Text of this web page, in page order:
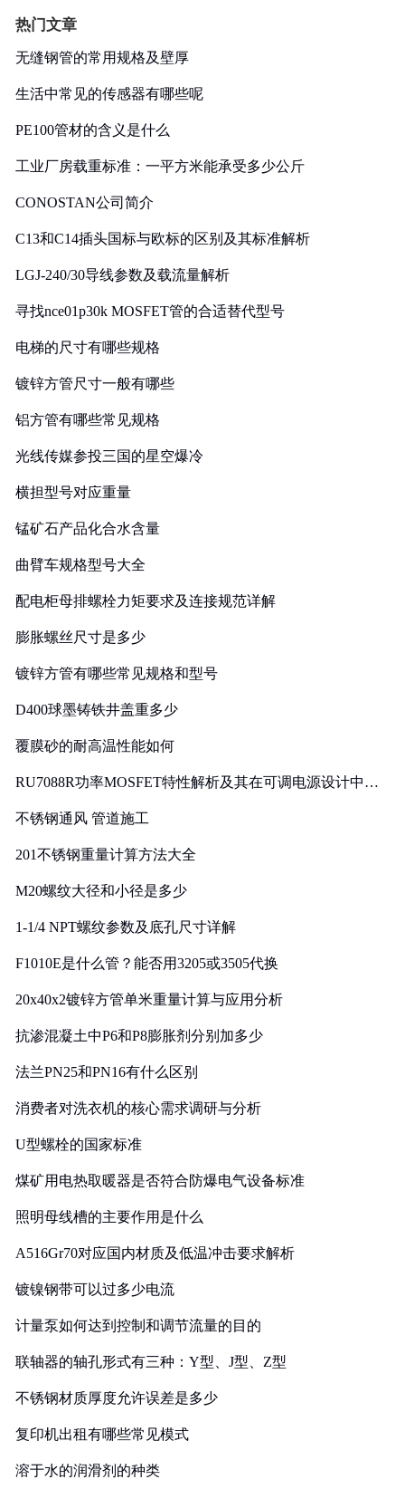
热门文章
无缝钢管的常用规格及壁厚
生活中常见的传感器有哪些呢
PE100管材的含义是什么
工业厂房载重标准：一平方米能承受多少公斤
CONOSTAN公司简介
C13和C14插头国标与欧标的区别及其标准解析
LGJ-240/30导线参数及载流量解析
寻找nce01p30k MOSFET管的合适替代型号
电梯的尺寸有哪些规格
镀锌方管尺寸一般有哪些
铝方管有哪些常见规格
光线传媒参投三国的星空爆冷
横担型号对应重量
锰矿石产品化合水含量
曲臂车规格型号大全
配电柜母排螺栓力矩要求及连接规范详解
膨胀螺丝尺寸是多少
镀锌方管有哪些常见规格和型号
D400球墨铸铁井盖重多少
覆膜砂的耐高温性能如何
RU7088R功率MOSFET特性解析及其在可调电源设计中的
不锈钢通风 管道施工
201不锈钢重量计算方法大全
M20螺纹大径和小径是多少
1-1/4 NPT螺纹参数及底孔尺寸详解
F1010E是什么管？能否用3205或3505代换
20x40x2镀锌方管单米重量计算与应用分析
抗渗混凝土中P6和P8膨胀剂分别加多少
法兰PN25和PN16有什么区别
消费者对洗衣机的核心需求调研与分析
U型螺栓的国家标准
煤矿用电热取暖器是否符合防爆电气设备标准
照明母线槽的主要作用是什么
A516Gr70对应国内材质及低温冲击要求解析
镀镍钢带可以过多少电流
计量泵如何达到控制和调节流量的目的
联轴器的轴孔形式有三种：Y型、J型、Z型
不锈钢材质厚度允许误差是多少
复印机出租有哪些常见模式
溶于水的润滑剂的种类